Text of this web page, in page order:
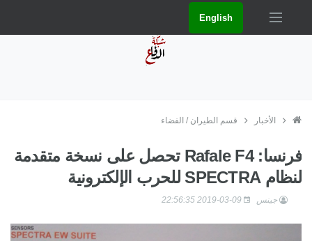
English
الأخبار قسم الطيران / الفضاء
فرنسا: Rafale F4 تحصل على نسخة متقدمة
لنظام SPECTRA للحرب الإلكترونية
جينس